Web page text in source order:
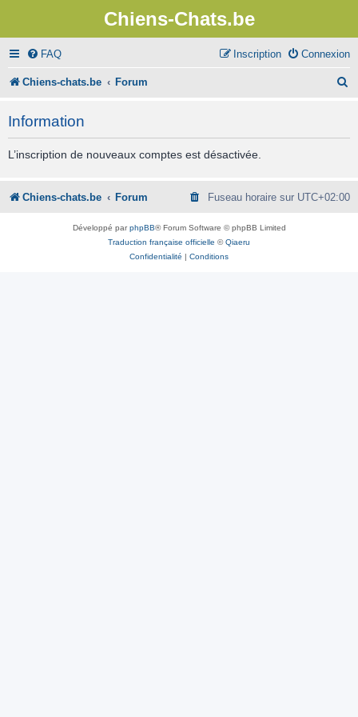
Chiens-Chats.be
FAQ Connexion
Inscription
Chiens-chats.be Forum
r
Information
L’inscription de nouveaux comptes est désactivée.
Chiens-chats.be Forum Fuseau horaire sur UTC+02:00
Développé parphpBB® Forum Software © phpBB Limited
Traduction française officielle ©Qiaeru
Confidentialité | Conditions